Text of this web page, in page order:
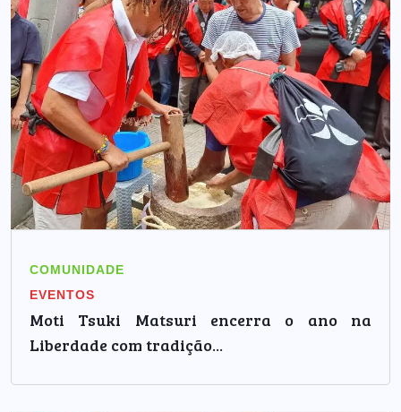
COMUNIDADE
EVENTOS
Moti Tsuki Matsuri encerra o ano na
Liberdade com tradição...